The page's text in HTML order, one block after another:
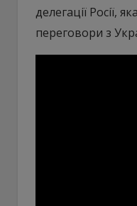
делегації Росії,
переговори з